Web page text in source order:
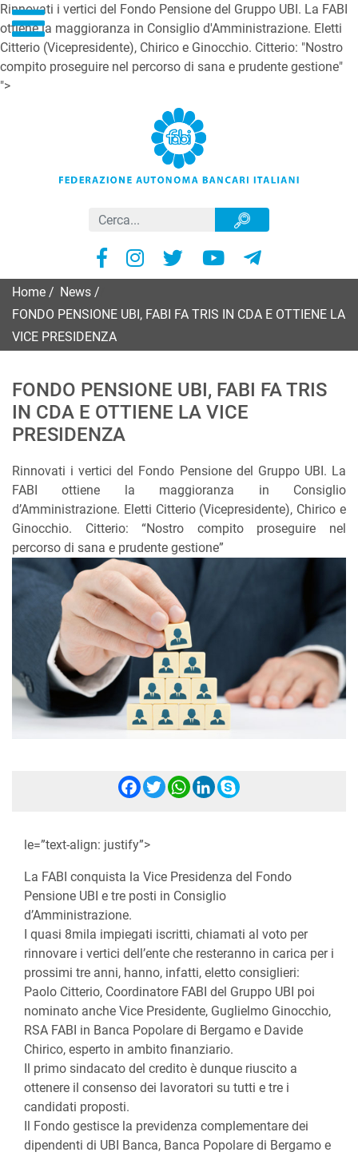
Rinnovati i vertici del Fondo Pensione del Gruppo UBI. La FABI
ottiene la maggioranza in Consiglio d'Amministrazione. Eletti
Citterio (Vicepresidente), Chirico e Ginocchio. Citterio: "Nostro
compito proseguire nel percorso di sana e prudente gestione"
">
Home News
FONDO PENSIONE UBI, FABI FA TRIS IN CDA E OTTIENE LA
VICE PRESIDENZA
FONDO PENSIONE UBI, FABI FA TRIS
IN CDA E OTTIENE LA VICE
PRESIDENZA
Rinnovati i vertici del Fondo Pensione del Gruppo UBI. La
FABI ottiene la maggioranza in Consiglio
d’Amministrazione. Eletti Citterio (Vicepresidente), Chirico e
Ginocchio. Citterio: “Nostro compito proseguire nel
percorso di sana e prudente gestione”
Facebook
Twitter
WhatsApp
LinkedIn
Skype
le=”text-align: justify”>
La FABI conquista la Vice Presidenza del Fondo
Pensione UBI e tre posti in Consiglio
d’Amministrazione.
I quasi 8mila impiegati iscritti, chiamati al voto per
rinnovare i vertici dell’ente che resteranno in carica per i
prossimi tre anni, hanno, infatti, eletto consiglieri:
Paolo Citterio, Coordinatore FABI del Gruppo UBI poi
nominato anche Vice Presidente, Guglielmo Ginocchio,
RSA FABI in Banca Popolare di Bergamo e Davide
Chirico, esperto in ambito finanziario.
Il primo sindacato del credito è dunque riuscito a
ottenere il consenso dei lavoratori su tutti e tre i
candidati proposti.
Il Fondo gestisce la previdenza complementare dei
dipendenti di UBI Banca, Banca Popolare di Bergamo e